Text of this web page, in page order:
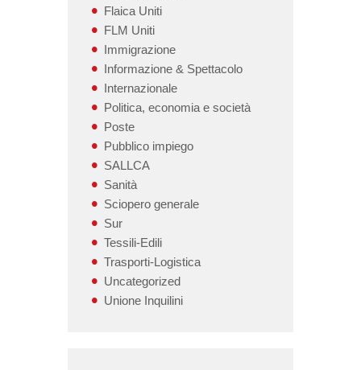
Flaica Uniti
FLM Uniti
Immigrazione
Informazione & Spettacolo
Internazionale
Politica, economia e società
Poste
Pubblico impiego
SALLCA
Sanità
Sciopero generale
Sur
Tessili-Edili
Trasporti-Logistica
Uncategorized
Unione Inquilini